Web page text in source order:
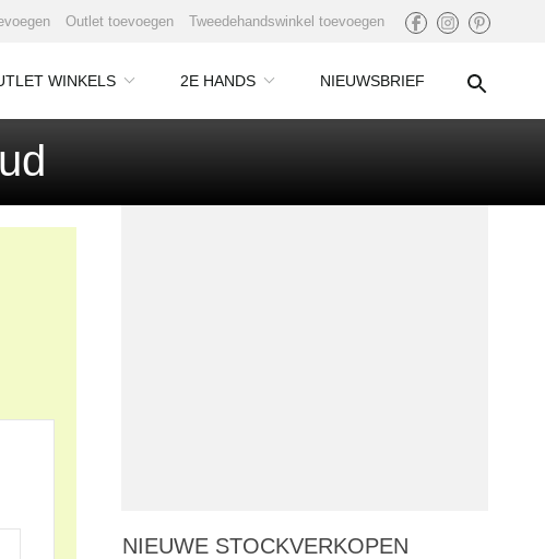
Outlet toevoegen Tweedehandswinkel toevoegen
WINKELS 2E HANDS NIEUWSBRIEF
NIEUWE STOCKVERKOPEN